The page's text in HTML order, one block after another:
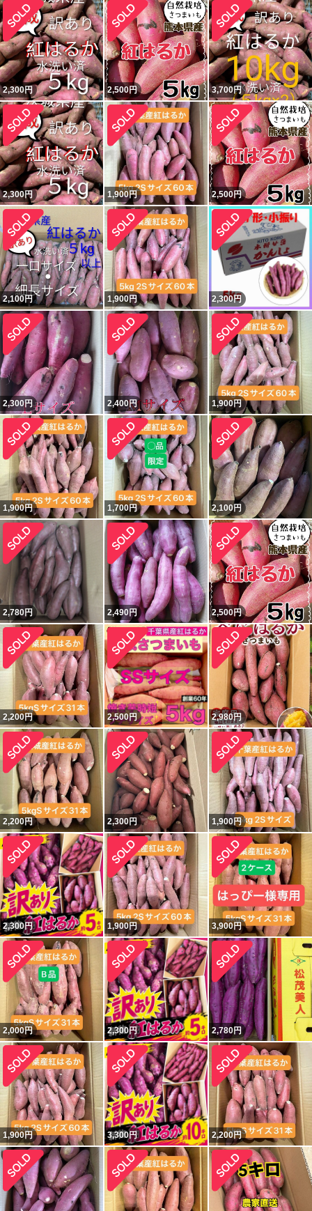
2,300円 2,500円 3,700円
2,300円 1,900円 2,500円
2,100円 1,900円 2,300円
2,300円 2,400円 1,900円
1,900円 1,700円 2,100円
2,780円 2,490円 2,500円
2,200円 2,500円 2,980円
2,200円 2,300円 1,900円
2,300円 1,900円 3,900円
2,000円 2,300円 2,780円
1,900円 3,300円 2,200円